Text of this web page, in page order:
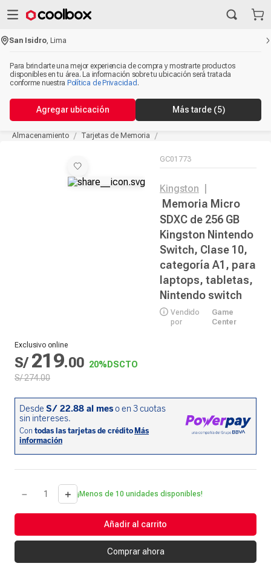
San Isidro ,Lima
Para brindarte una mejor experiencia de compra y mostrarte productos
disponibles en tu área. La información sobre tu ubicación será tratada
conforme nuestra Política de Privacidad .
Agregar ubicación Más tarde (5)
Almacenamiento Tarjetas de Memoria
GC01773
Kingston
Memoria Micro
SDXC de 256 GB
Kingston Nintendo
Switch, Clase 10,
categoría A1, para
laptops, tabletas,
Nintendo switch
Vendido
por
Game
Center
Exclusivo online
S/ 219.00 20% DSCTO
S/274.00
＋
－ ¡Menos de 10 unidades disponibles!
Añadir al carrito
Comprar ahora